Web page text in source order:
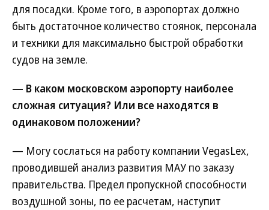
для посадки. Кроме того, в аэропортах должно
быть достаточное количество стоянок, персонала
и техники для максимально быстрой обработки
судов на земле.
— В каком московском аэропорту наиболее
сложная ситуация? Или все находятся в
одинаковом положении?
— Могу сослаться на работу компании VegasLex,
проводившей анализ развития МАУ по заказу
правительства. Предел пропускной способности
воздушной зоны, по ее расчетам, наступит